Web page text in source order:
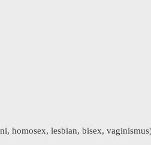
homosex, lesbian, bisex,